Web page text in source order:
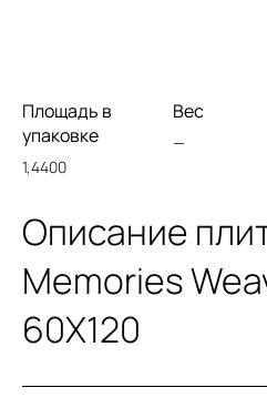
Площадь в
упаковке
1,4400
Вес
—
Описание
Memories
60X120